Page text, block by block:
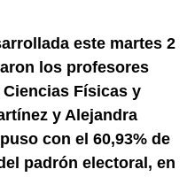
este martes 2
los profesores
Físicas y
y Alejandra
con el 60,93% de
padrón electoral, en